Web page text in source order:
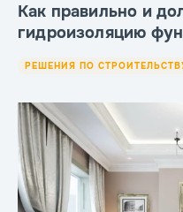
Как правильно и
гидроизоляцию
РЕШЕНИЯ ПО